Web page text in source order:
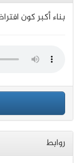
بناء أكبر كون
روابط